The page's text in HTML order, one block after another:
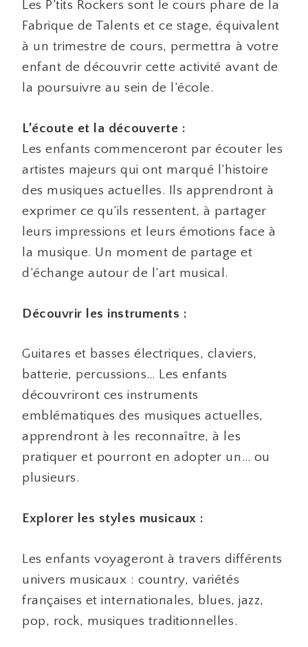
Les P’tits Rockers sont le cours phare de la
Fabrique de Talents et ce stage, équivalent
à un trimestre de cours, permettra à votre
enfant de découvrir cette activité avant de
la poursuivre au sein de l’école.
L’écoute et la découverte :
Les enfants commenceront par écouter les
artistes majeurs qui ont marqué l’histoire
des musiques actuelles. Ils apprendront à
exprimer ce qu’ils ressentent, à partager
leurs impressions et leurs émotions face à
la musique. Un moment de partage et
d’échange autour de l’art musical.
Découvrir les instruments :
Guitares et basses électriques, claviers,
batterie, percussions… Les enfants
découvriront ces instruments
emblématiques des musiques actuelles,
apprendront à les reconnaître, à les
pratiquer et pourront en adopter un… ou
plusieurs.
Explorer les styles musicaux :
Les enfants voyageront à travers différents
univers musicaux : country, variétés
françaises et internationales, blues, jazz,
pop, rock, musiques traditionnelles.